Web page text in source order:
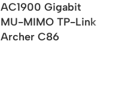
AC1900 Gigabit
MU-MIMO TP-Link
Archer C86